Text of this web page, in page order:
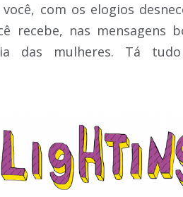
com os elogios
recebe, nas mensagens
das mulheres. Tá